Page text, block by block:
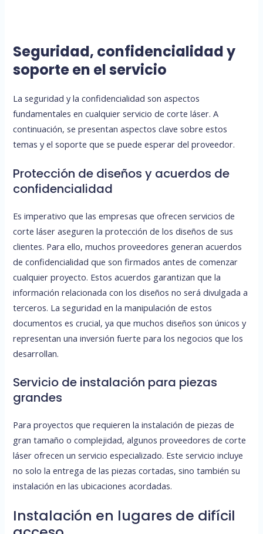
Seguridad, confidencialidad y
soporte en el servicio
La seguridad y la confidencialidad son aspectos
fundamentales en cualquier servicio de corte láser. A
continuación, se presentan aspectos clave sobre estos
temas y el soporte que se puede esperar del proveedor.
Protección de diseños y acuerdos de
confidencialidad
Es imperativo que las empresas que ofrecen servicios de
corte láser aseguren la protección de los diseños de sus
clientes. Para ello, muchos proveedores generan acuerdos
de confidencialidad que son firmados antes de comenzar
cualquier proyecto. Estos acuerdos garantizan que la
información relacionada con los diseños no será divulgada a
terceros. La seguridad en la manipulación de estos
documentos es crucial, ya que muchos diseños son únicos y
representan una inversión fuerte para los negocios que los
desarrollan.
Servicio de instalación para piezas
grandes
Para proyectos que requieren la instalación de piezas de
gran tamaño o complejidad, algunos proveedores de corte
láser ofrecen un servicio especializado. Este servicio incluye
no solo la entrega de las piezas cortadas, sino también su
instalación en las ubicaciones acordadas.
Instalación en lugares de difícil